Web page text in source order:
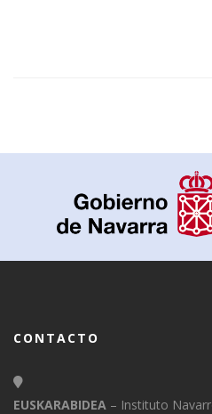
CONTACTO
EUSKARABIDEA – Instituto